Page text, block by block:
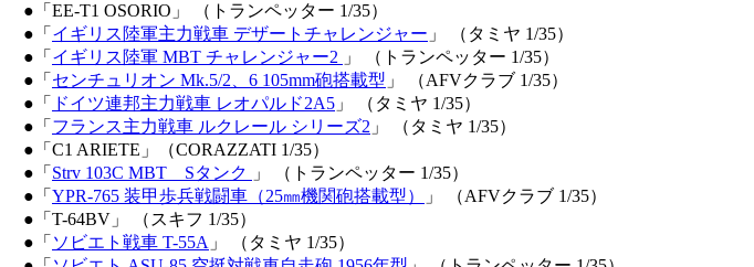
●「EE-T1 OSORIO」 （トランペッター 1/35）
●「 イギリス陸軍主力戦車 デザートチャレンジャー 」 （タミヤ 1/35）
●「 イギリス陸軍 MBT チャレンジャー2 」 （トランペッター 1/35）
●「 センチュリオン Mk.5/2、6 105mm砲搭載型 」 （AFVクラブ 1/35）
●「
ドイツ連邦主力戦車 レオパルド2A5 」 （タミヤ 1/35）
●「 フランス主力戦車 ルクレール シリーズ2 」 （タミヤ 1/35）
●「C1 ARIETE」（CORAZZATI 1/35）
●「 Strv 103C MBT Sタンク
」 （トランペッター 1/35）
●「 YPR-765 装甲歩兵戦闘車（25㎜機関砲搭載型）
」 （AFVクラブ 1/35）
●「T-64BV」 （スキフ 1/35）
●「 ソビエト戦車 T-55A 」 （タミヤ 1/35）